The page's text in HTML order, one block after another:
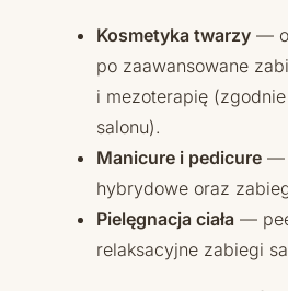
Kosmetyka twarzy —
po zaawansowane
i mezoterapię
salonu).
Manicure i pedicure —
hybrydowe oraz
Pielęgnacja ciała —
relaksacyjne zabiegi